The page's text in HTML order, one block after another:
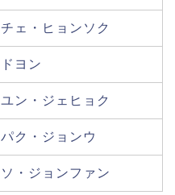
チェ・ヒョンソク
ドヨン
ユン・ジェヒョク
パク・ジョンウ
ソ・ジョンファン